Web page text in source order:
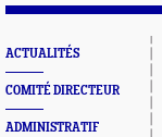
ACTUALITÉS
COMITÉ DIRECTEUR
ADMINISTRATIF